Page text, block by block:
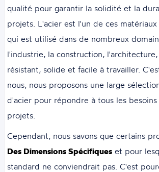
qualité pour garantir la solidité et la
projets. L'acier est l'un de ces
qui est utilisé dans de nombreux
l'industrie, la construction,
résistant, solide et facile à travailler.
nous, nous proposons une large
d'acier pour répondre à tous les
projets.
Cependant, nous savons que certains
Des Dimensions Spécifiques et pour
standard ne conviendrait pas. C'est